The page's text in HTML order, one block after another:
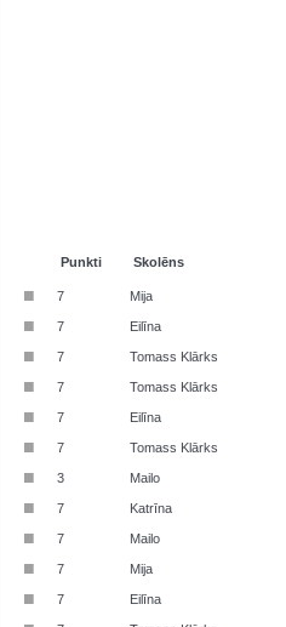
Punkti Skolēns
■ 7 Mija
■ 7 Eilīna
■ 7 Tomass Klārks
■ 7 Tomass Klārks
■ 7 Eilīna
■ 7 Tomass Klārks
■ 3 Mailo
■ 7 Katrīna
■ 7 Mailo
■ 7 Mija
■ 7 Eilīna